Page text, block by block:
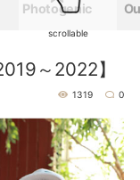
Photogenic
～2022】
1319 0